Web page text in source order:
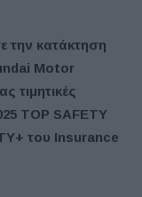
την κατάκτηση
Motor
τιμητικές
TOP SAFETY
του Insurance